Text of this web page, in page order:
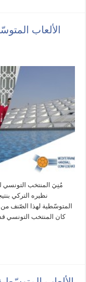
المتوسّطية لهذا الصّنف من
كان المنتخب التونسي